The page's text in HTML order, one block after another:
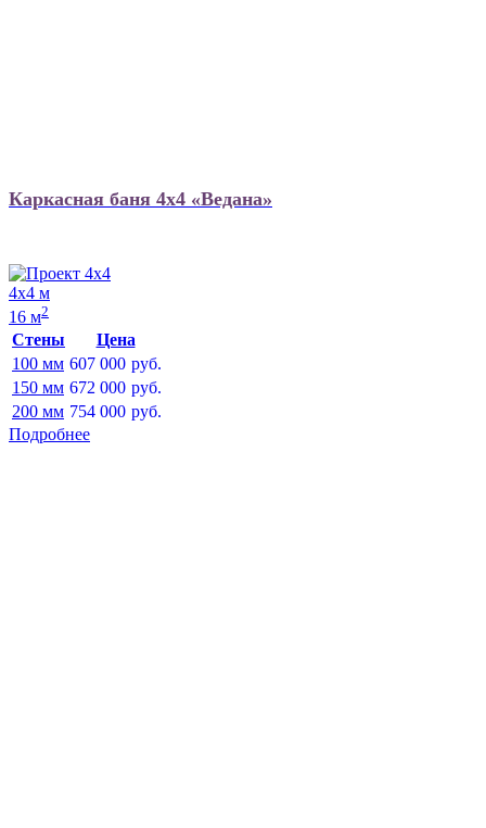
Каркасная баня 4х4 «Ведана»
4х4 м
16 м2
Стены
Цена
100 мм 607 000 руб.
150 мм 672 000 руб.
200 мм 754 000 руб.
Подробнее